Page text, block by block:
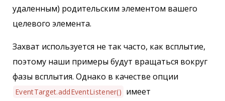
удаленным) родительским элементом вашего
целевого элемента.
Захват используется не так часто, как всплытие,
поэтому наши примеры будут вращаться вокруг
фазы всплытия. Однако в качестве опции
EventTarget.addEventListener() имеет